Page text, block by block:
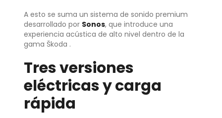
A esto se suma un sistema de sonido premium
desarrollado por Sonos, que introduce una
experiencia acústica de alto nivel dentro de la
gama Škoda .
Tres versiones
eléctricas y carga
rápida